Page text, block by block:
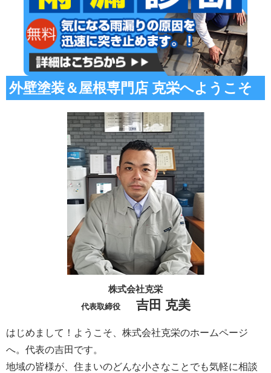
外壁塗装＆屋根専門店 克栄へようこそ
株式会社克栄
代表取締役 吉田 克美
はじめまして！ようこそ、株式会社克栄のホームページ
へ。代表の吉田です。
地域の皆様が、住まいのどんな小さなことでも気軽に相談